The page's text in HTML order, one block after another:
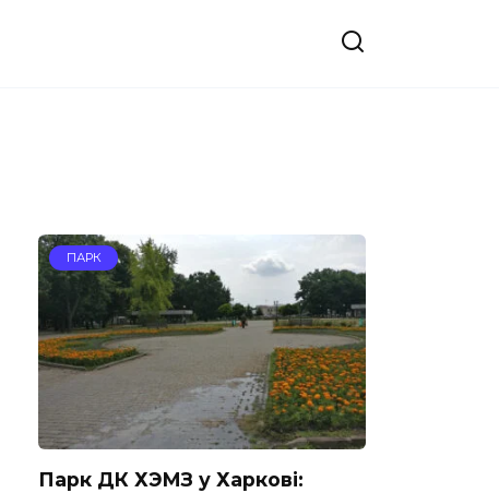
ПАРК
Парк ДК ХЭМЗ у Харкові: